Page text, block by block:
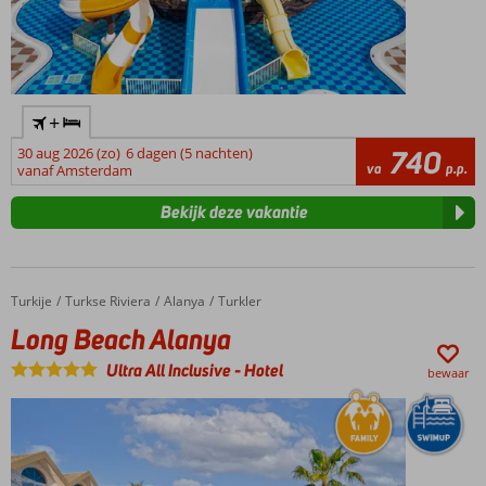
+
30 aug 2026 (zo) 6 dagen (5 nachten)
vanaf Amsterdam
va 740 p.p.
Bekijk deze vakantie
Home
Turkije Turkse Riviera Alanya Turkler
Long Beach Alanya
Long Beach Alanya
Ultra All Inclusive-Hotel bewaar